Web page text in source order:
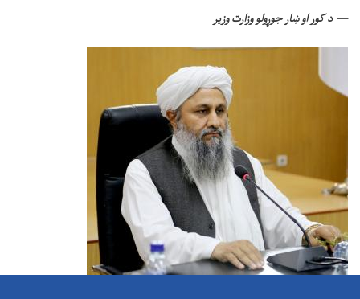
د کور او ښار جوړولو وزارت وزیر